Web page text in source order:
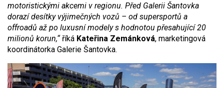
motoristickými akcemi v regionu. Před Galerii Šantovka
dorazí desítky výjimečných vozů – od supersportů a
offroadů až po luxusní modely s hodnotou přesahující 20
milionů korun,“říká Kateřina Zemánková, marketingová
koordinátorka Galerie Šantovka.